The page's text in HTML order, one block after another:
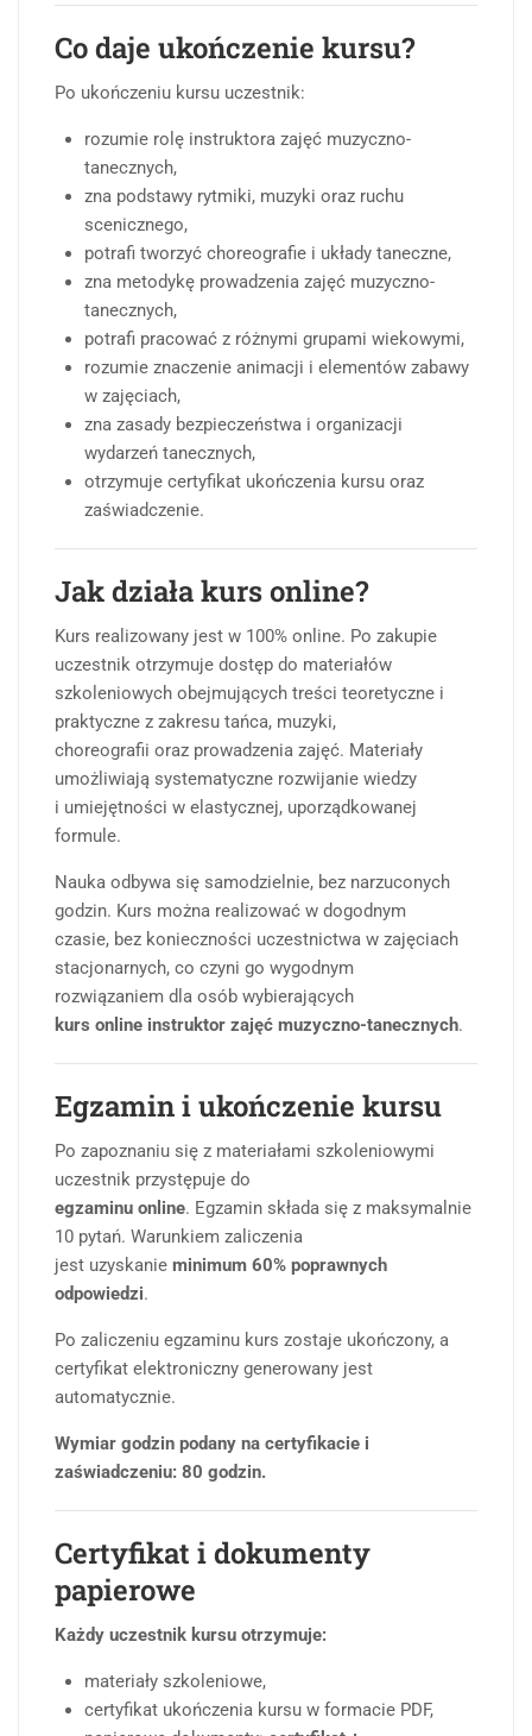
Co daje ukończenie kursu?
Po ukończeniu kursu uczestnik:
rozumie rolę instruktora zajęć muzyczno-
tanecznych,
zna podstawy rytmiki, muzyki oraz ruchu
scenicznego,
potrafi tworzyć choreografie i układy taneczne,
zna metodykę prowadzenia zajęć muzyczno-
tanecznych,
potrafi pracować z różnymi grupami wiekowymi,
rozumie znaczenie animacji i elementów zabawy
w zajęciach,
zna zasady bezpieczeństwa i organizacji
wydarzeń tanecznych,
otrzymuje certyfikat ukończenia kursu oraz
zaświadczenie.
Jak działa kurs online?
Kurs realizowany jest w 100% online. Po zakupie
uczestnik otrzymuje dostęp do materiałów
szkoleniowych obejmujących treści teoretyczne i
praktyczne z zakresu tańca, muzyki,
choreografii oraz prowadzenia zajęć. Materiały
umożliwiają systematyczne rozwijanie wiedzy
i umiejętności w elastycznej, uporządkowanej
formule.
Nauka odbywa się samodzielnie, bez narzuconych
godzin. Kurs można realizować w dogodnym
czasie, bez konieczności uczestnictwa w zajęciach
stacjonarnych, co czyni go wygodnym
rozwiązaniem dla osób wybierających
kurs online instruktor zajęć muzyczno-tanecznych.
Egzamin i ukończenie kursu
Po zapoznaniu się z materiałami szkoleniowymi
uczestnik przystępuje do
egzaminu online. Egzamin składa się z maksymalnie
10 pytań. Warunkiem zaliczenia
jest uzyskanie minimum 60% poprawnych
odpowiedzi.
Po zaliczeniu egzaminu kurs zostaje ukończony, a
certyfikat elektroniczny generowany jest
automatycznie.
Wymiar godzin podany na certyfikacie i
zaświadczeniu: 80 godzin.
Certyfikat i dokumenty
papierowe
Każdy uczestnik kursu otrzymuje:
materiały szkoleniowe,
certyfikat ukończenia kursu w formacie PDF,